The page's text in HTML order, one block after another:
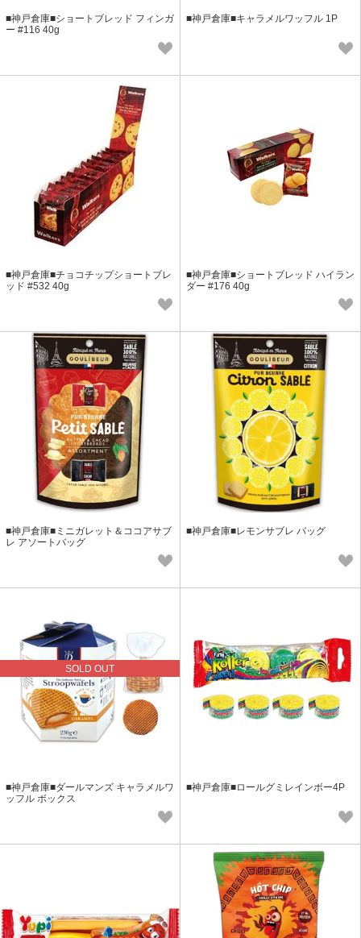
■神戸倉庫■ショートブレッド フィンガ
ー #116 40g
■神戸倉庫■キャラメルワッフル 1P
■神戸倉庫■チョコチップショートブレ
ッド #532 40g
■神戸倉庫■ショートブレッド ハイラン
ダー #176 40g
■神戸倉庫■ミニガレット＆ココアサブ
レ アソートバッグ
■神戸倉庫■レモンサブレ バッグ
SOLD OUT
■神戸倉庫■ダールマンズ キャラメルワ
ッフル ボックス
■神戸倉庫■ロールグミレインボー4P